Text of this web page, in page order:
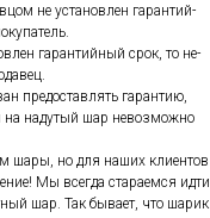
не ус­та­нов­лен га­ран­тий­
га­ран­тий­ный срок, то не­
пре­дос­тавлять га­ран­тию,
на на­дутый шар не­воз­можно
ша­ры, но для на­ших кли­ен­тов
Мы всег­да ста­ра­ем­ся ид­ти
шар. Так бы­ва­ет, что ша­рик